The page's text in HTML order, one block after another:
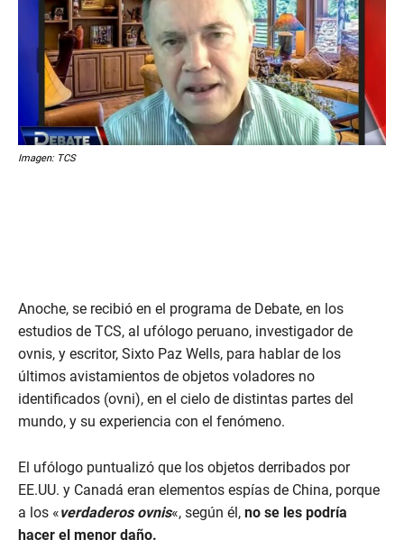
Imagen: TCS
Anoche, se recibió en el programa de Debate, en los
estudios de TCS, al ufólogo peruano, investigador de
ovnis, y escritor, Sixto Paz Wells, para hablar de los
últimos avistamientos de objetos voladores no
identificados (ovni), en el cielo de distintas partes del
mundo, y su experiencia con el fenómeno.
El ufólogo puntualizó que los objetos derribados por
EE.UU. y Canadá eran elementos espías de China, porque
a los «verdaderos ovnis«, según él, no se les podría
hacer el menor daño.